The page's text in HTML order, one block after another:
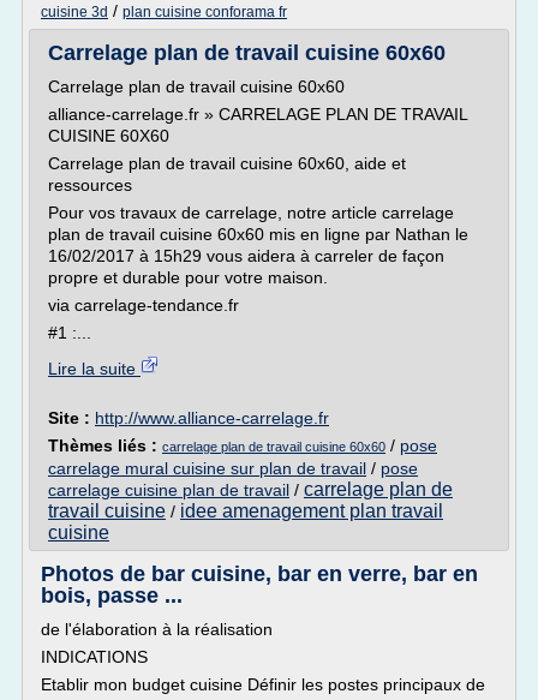
cuisine 3d / plan cuisine conforama fr
Carrelage plan de travail cuisine 60x60
Carrelage plan de travail cuisine 60x60
alliance-carrelage.fr » CARRELAGE PLAN DE TRAVAIL
CUISINE 60X60
Carrelage plan de travail cuisine 60x60, aide et
ressources
Pour vos travaux de carrelage, notre article carrelage
plan de travail cuisine 60x60 mis en ligne par Nathan le
16/02/2017 à 15h29 vous aidera à carreler de façon
propre et durable pour votre maison.
via carrelage-tendance.fr
#1 :...
Lire la suite
Site : http://www.alliance-carrelage.fr
Thèmes liés : carrelage plan de travail cuisine 60x60 / pose
carrelage mural cuisine sur plan de travail / pose
carrelage cuisine plan de travail / carrelage plan de
travail cuisine / idee amenagement plan travail
cuisine
Photos de bar cuisine, bar en verre, bar en
bois, passe ...
de l'élaboration à la réalisation
INDICATIONS
Etablir mon budget cuisine Définir les postes principaux de